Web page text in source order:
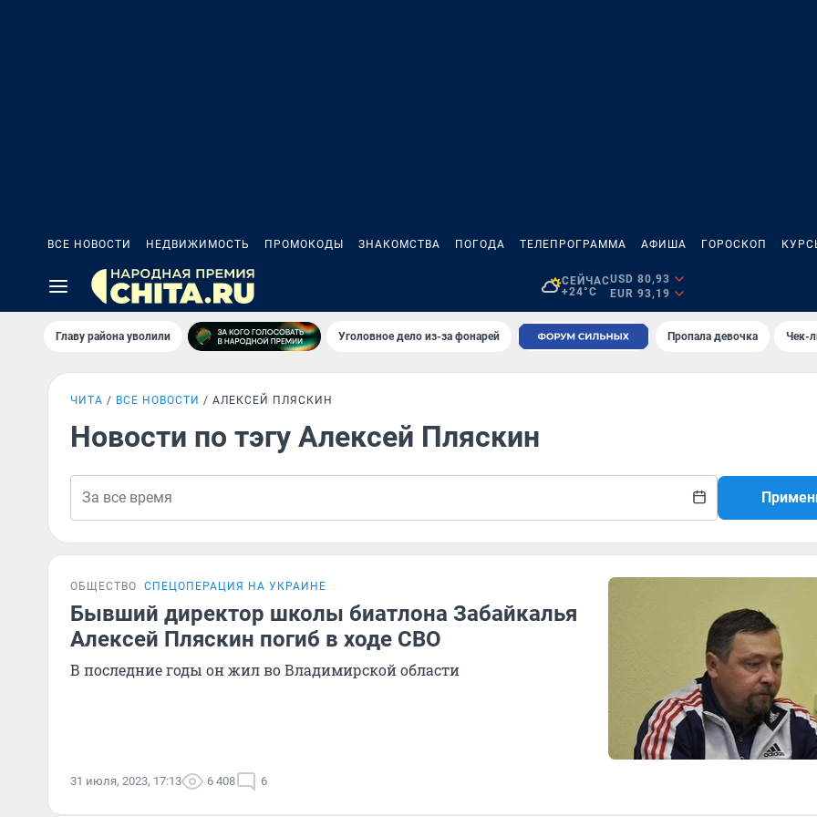
ВСЕ НОВОСТИ НЕДВИЖИМОСТЬ ПРОМОКОДЫ ЗНАКОМСТВА ПОГОДА ТЕЛЕПРОГРАММА АФИША ГОРОСКОП
СЕЙЧАС
+24°C
USD 80,93
EUR 93,19
Главу района уволили Уголовное дело из-за фонарей Пропала девочка Чек-
ЧИТА ВСЕ НОВОСТИ АЛЕКСЕЙ ПЛЯСКИН
Новости по тэгу Алексей Пляскин
ОБЩЕСТВО СПЕЦОПЕРАЦИЯ НА УКРАИНЕ
Бывший директор школы биатлона Забайкалья
Алексей Пляскин погиб в ходе СВО
В последние годы он жил во Владимирской области
31 июля, 2023, 17:13 6 408 6